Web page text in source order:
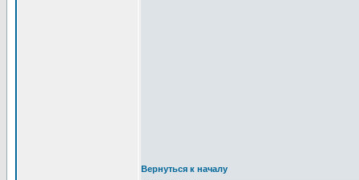
Вернуться к началу